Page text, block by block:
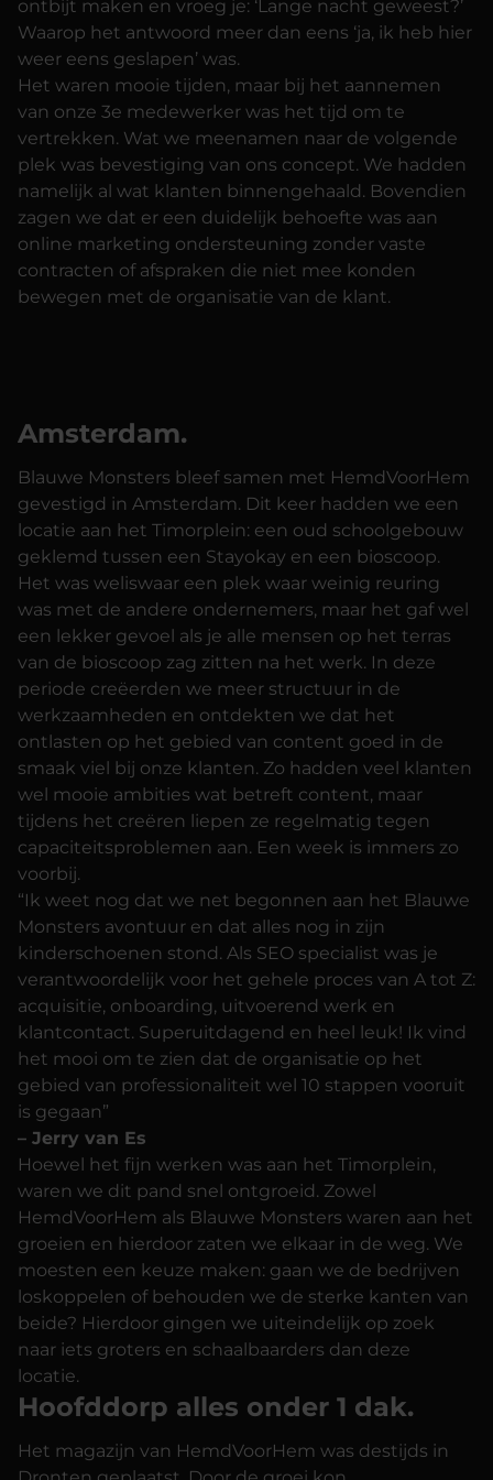
ontbijt maken en vroeg je: ‘Lange nacht geweest?’
Waarop het antwoord meer dan eens ‘ja, ik heb hier
weer eens geslapen’ was.
Het waren mooie tijden, maar bij het aannemen
van onze 3e medewerker was het tijd om te
vertrekken. Wat we meenamen naar de volgende
plek was bevestiging van ons concept. We hadden
namelijk al wat klanten binnengehaald. Bovendien
zagen we dat er een duidelijk behoefte was aan
online marketing ondersteuning zonder vaste
contracten of afspraken die niet mee konden
bewegen met de organisatie van de klant.
Amsterdam.
Blauwe Monsters bleef samen met HemdVoorHem
gevestigd in Amsterdam. Dit keer hadden we een
locatie aan het Timorplein: een oud schoolgebouw
geklemd tussen een Stayokay en een bioscoop.
Het was weliswaar een plek waar weinig reuring
was met de andere ondernemers, maar het gaf wel
een lekker gevoel als je alle mensen op het terras
van de bioscoop zag zitten na het werk. In deze
periode creëerden we meer structuur in de
werkzaamheden en ontdekten we dat het
ontlasten op het gebied van content goed in de
smaak viel bij onze klanten. Zo hadden veel klanten
wel mooie ambities wat betreft content, maar
tijdens het creëren liepen ze regelmatig tegen
capaciteitsproblemen aan. Een week is immers zo
voorbij.
“Ik weet nog dat we net begonnen aan het Blauwe
Monsters avontuur en dat alles nog in zijn
kinderschoenen stond. Als SEO specialist was je
verantwoordelijk voor het gehele proces van A tot Z:
acquisitie, onboarding, uitvoerend werk en
klantcontact. Superuitdagend en heel leuk! Ik vind
het mooi om te zien dat de organisatie op het
gebied van professionaliteit wel 10 stappen vooruit
is gegaan”
– Jerry van Es
Hoewel het fijn werken was aan het Timorplein,
waren we dit pand snel ontgroeid. Zowel
HemdVoorHem als Blauwe Monsters waren aan het
groeien en hierdoor zaten we elkaar in de weg. We
moesten een keuze maken: gaan we de bedrijven
loskoppelen of behouden we de sterke kanten van
beide? Hierdoor gingen we uiteindelijk op zoek
naar iets groters en schaalbaarders dan deze
locatie.
Hoofddorp alles onder 1 dak.
Het magazijn van HemdVoorHem was destijds in